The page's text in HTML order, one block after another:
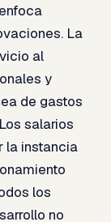
La
al
y
de gastos
salarios
la instancia
los
no